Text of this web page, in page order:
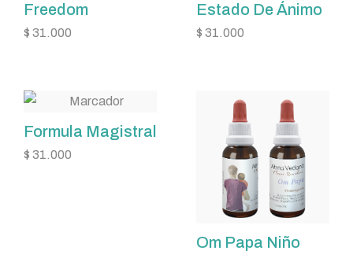
Freedom
$ 31.000
Estado De Ánimo
$ 31.000
Formula Magistral
$ 31.000
Om Papa Niño